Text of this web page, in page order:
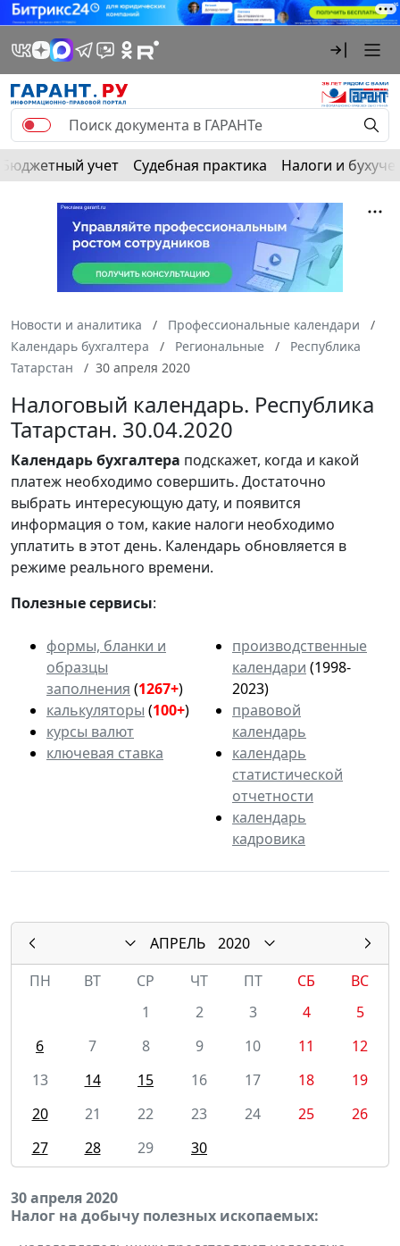
Бюджетный учет Судебная практика Налоги и
Новости и аналитика
Профессиональные календари
Календарь бухгалтера
Региональные
Республика
Татарстан
30 апреля 2020
Налоговый календарь. Республика
Татарстан. 30.04.2020
Календарьбухгалтера подскажет, когда и какой
платеж необходимо совершить. Достаточно
выбрать интересующую дату, и появится
информация о том, какие налоги необходимо
уплатить в этот день. Календарь обновляется в
режиме реального времени.
Полезные сервисы:
формы, бланки и
образцы
заполнения (1267+)
калькуляторы (100+)
курсы валют
ключевая ставка
производственные
календари (1998-
2023)
правовой
календарь
календарь
статистической
отчетности
календарь
кадровика
АПРЕЛЬ
2020
ПН
ВТ СР ЧТ ПТ СБ
ВС
1
2 3 4
5
6
7 8 9 10 11
12
13
14 15 16 17 18
19
20
21 22 23 24 25
26
27
28 29 30
30 апреля 2020
Налог на добычу полезных ископаемых: